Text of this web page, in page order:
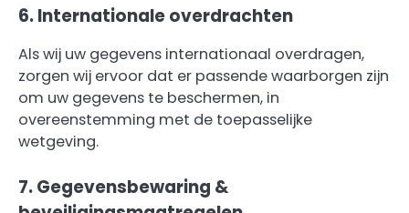
6. Internationale overdrachten
Als wij uw gegevens internationaal overdragen,
zorgen wij ervoor dat er passende waarborgen zijn
om uw gegevens te beschermen, in
overeenstemming met de toepasselijke
wetgeving.
7. Gegevensbewaring &